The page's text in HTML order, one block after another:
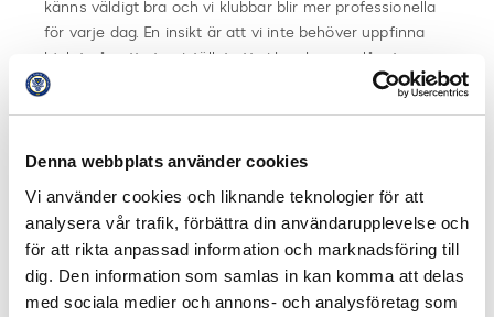
Denna webbplats använder cookies
Vi använder cookies och liknande teknologier för att
analysera vår trafik, förbättra din användarupplevelse och
för att rikta anpassad information och marknadsföring till
dig. Den information som samlas in kan komma att delas
med sociala medier och annons- och analysföretag som
känns väldigt bra och vi klubbar blir mer professionella
för varje dag. En insikt är att vi inte behöver uppfinna
hjulet på nytt utan istället att vi kan komma långt
genom att samverka och lära av varandra. Jag är glad
Kommunikationsansvarig i Nacka Juniors.
Under den här veckan får alla SFL-klubbar också
utbildning i anti matchfixning av Svensk Elitfotbolls och
Svenska Spels gemensamma resurs mot matchfixning,
Anders Wikström.